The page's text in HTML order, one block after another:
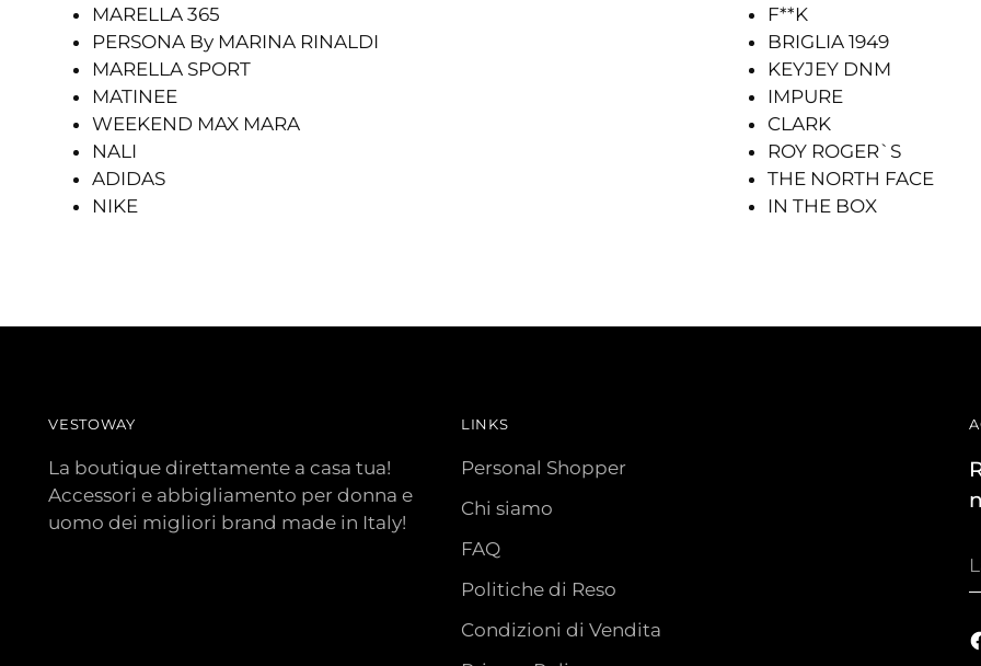
MARELLA 365
PERSONA By MARINA RINALDI
MARELLA SPORT
MATINEE
WEEKEND MAX MARA
NALI
ADIDAS
NIKE
F**K
BRIGLIA 1949
KEYJEY DNM
IMPURE
CLARK
ROY ROGER`S
THE NORTH FACE
IN THE BOX
VESTOWAY
La boutique direttamente a casa tua!
Accessori e abbigliamento per donna e
uomo dei migliori brand made in Italy!
LINKS
Personal Shopper
Chi siamo
FAQ
Politiche di Reso
Condizioni di Vendita